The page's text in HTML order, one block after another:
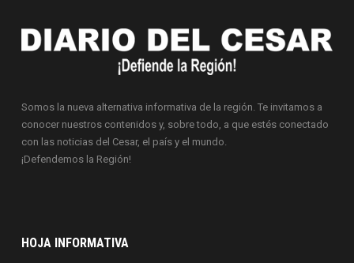
Somos la nueva alternativa informativa de la región. Te invitamos a
conocer nuestros contenidos y, sobre todo, a que estés conectado
con las noticias del Cesar, el país y el mundo.
¡Defendemos la Región!
HOJA INFORMATIVA